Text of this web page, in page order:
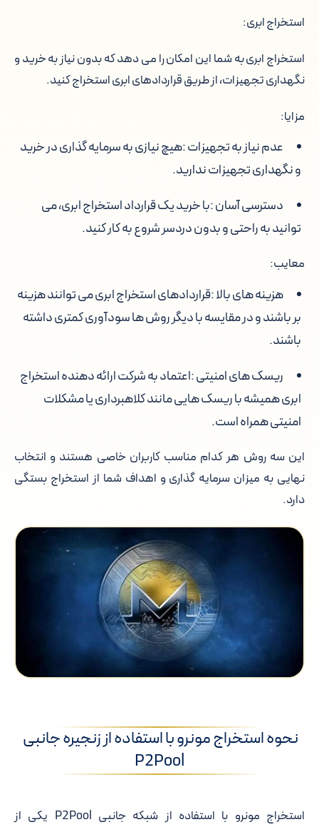
استخراج ابری:
استخراج ابری به شما این امکان را می دهد که بدون نیاز به خرید و
نگهداری تجهیزات، از طریق قراردادهای ابری استخراج کنید.
مزایا:
عدم نیاز به تجهیزات :هیچ نیازی به سرمایه گذاری در خرید
و نگهداری تجهیزات ندارید.
دسترسی آسان :با خرید یک قرارداد استخراج ابری، می
توانید به راحتی و بدون دردسر شروع به کار کنید.
معایب:
هزینه های بالا :قراردادهای استخراج ابری می توانند هزینه
بر باشند و در مقایسه با دیگر روش ها سودآوری کمتری داشته
باشند.
ریسک های امنیتی :اعتماد به شرکت ارائه دهنده استخراج
ابری همیشه با ریسک هایی مانند کلاهبرداری یا مشکلات
امنیتی همراه است.
این سه روش هر کدام مناسب کاربران خاصی هستند و انتخاب
نهایی به میزان سرمایه گذاری و اهداف شما از استخراج بستگی
دارد.
نحوه استخراج مونرو با استفاده از زنجیره جانبی
P2Pool
استخراج مونرو با استفاده از شبکه جانبی P2Pool یکی از